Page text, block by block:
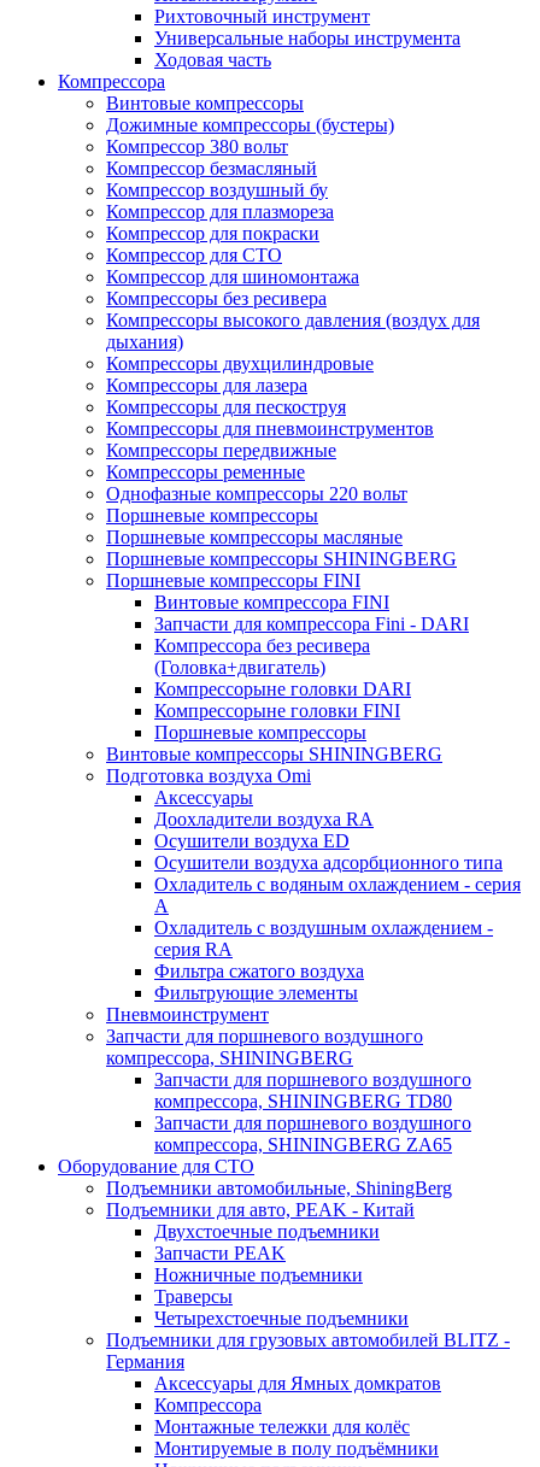
Рихтовочный инструмент
Универсальные наборы инструмента
Ходовая часть
Компрессора
Винтовые компрессоры
Дожимные компрессоры (бустеры)
Компрессор 380 вольт
Компрессор безмасляный
Компрессор воздушный бу
Компрессор для плазмореза
Компрессор для покраски
Компрессор для СТО
Компрессор для шиномонтажа
Компрессоры без ресивера
Компрессоры высокого давления (воздух для
дыхания)
Компрессоры двухцилиндровые
Компрессоры для лазера
Компрессоры для пескоструя
Компрессоры для пневмоинструментов
Компрессоры передвижные
Компрессоры ременные
Однофазные компрессоры 220 вольт
Поршневые компрессоры
Поршневые компрессоры масляные
Поршневые компрессоры SHININGBERG
Поршневые компрессоры FINI
Винтовые компрессора FINI
Запчасти для компрессора Fini - DARI
Компрессора без ресивера
(Головка+двигатель)
Компрессорыне головки DARI
Компрессорыне головки FINI
Поршневые компрессоры
Винтовые компрессоры SHININGBERG
Подготовка воздуха Omi
Аксессуары
Доохладители воздуха RA
Осушители воздуха ED
Осушители воздуха адсорбционного типа
Охладитель с водяным охлаждением - серия
A
Охладитель с воздушным охлаждением -
серия RA
Фильтра сжатого воздуха
Фильтрующие элементы
Пневмоинструмент
Запчасти для поршневого воздушного
компрессора, SHININGBERG
Запчасти для поршневого воздушного
компрессора, SHININGBERG TD80
Запчасти для поршневого воздушного
компрессора, SHININGBERG ZA65
Оборудование для СТО
Подъемники автомобильные, ShiningBerg
Подъемники для авто, PEAK - Китай
Двухстоечные подъемники
Запчасти PEAK
Ножничные подъемники
Траверсы
Четырехстоечные подъемники
Подъемники для грузовых автомобилей BLITZ -
Германия
Аксессуары для Ямных домкратов
Компрессора
Монтажные тележки для колёс
Монтируемые в полу подъёмники